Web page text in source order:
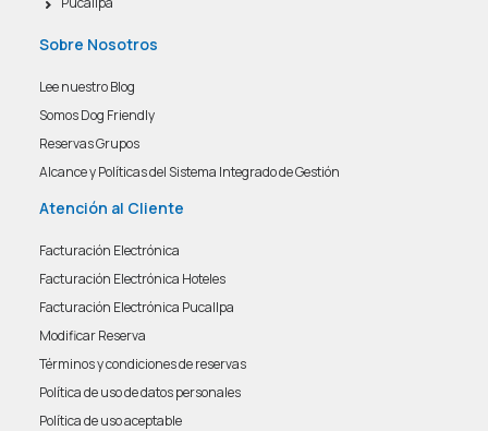
Sobre Nosotros
Lee nuestro Blog
Somos Dog Friendly
Reservas Grupos
Alcance y Políticas del Sistema Integrado de Gestión
Atención al Cliente
Facturación Electrónica
Facturación Electrónica Hoteles
Facturación Electrónica Pucallpa
Modificar Reserva
Términos y condiciones de reservas
Política de uso de datos personales
Política de uso aceptable